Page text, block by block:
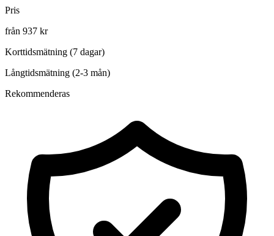
Pris
från 937 kr
Korttidsmätning (7 dagar)
Långtidsmätning (2-3 mån)
Rekommenderas